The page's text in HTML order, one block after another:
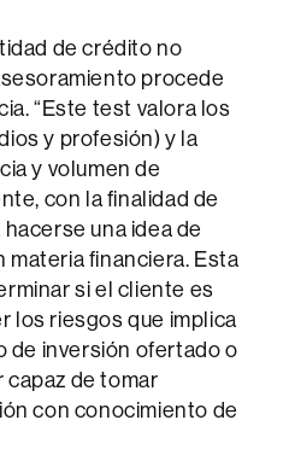
de crédito no
procede
“Este test valora los
y profesión) y la
y volumen de
con la finalidad de
una idea de
financiera. Esta
si el cliente es
los riesgos que implica
de inversión ofertado o
capaz de tomar
con conocimiento de